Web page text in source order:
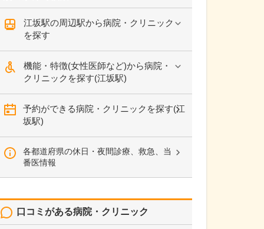
江坂駅の周辺駅から病院・クリニック
を探す
機能・特徴(女性医師など)から病院・
クリニックを探す(江坂駅)
予約ができる病院・クリニックを探す(江
坂駅)
各都道府県の休日・夜間診療、救急、当
番医情報
口コミがある病院・クリニック